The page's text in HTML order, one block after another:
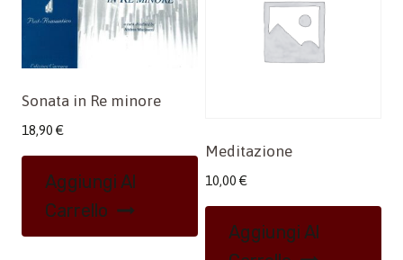
Sonata in Re minore
18,90 €
Aggiungi Al
Carrello
Meditazione
10,00 €
Aggiungi Al